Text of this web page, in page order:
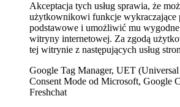
Akceptacja tych usług sprawia, że
użytkownikowi funkcje wykraczające
podstawowe i umożliwić mu wygodne
witryny internetowej. Za zgodą
tej witrynie z następujących usług
Google Tag Manager, UET
Consent Mode od Microsoft, Google
Freshchat